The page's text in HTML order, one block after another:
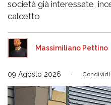
società già interessate,
calcetto
Massimiliano Pettino
09 Agosto 2026 Condividi